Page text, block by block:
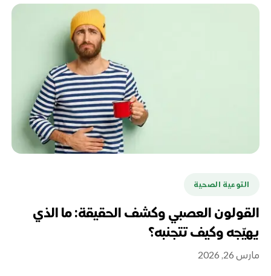
التوعية الصحية
القولون العصبي وكشف الحقيقة: ما الذي
يهيّجه وكيف تتجنبه؟
مارس 26, 2026